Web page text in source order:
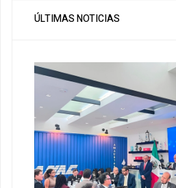
ÚLTIMAS NOTICIAS